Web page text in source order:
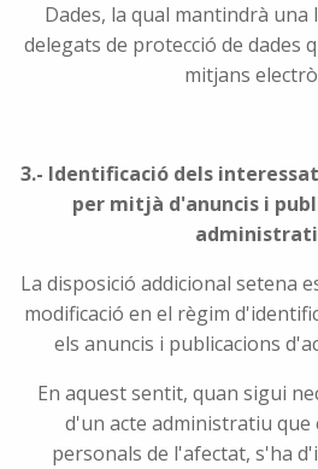
Dades, la qual mantindrà una
delegats de protecció de dades
mitjans
3.- Identificació dels
per mitjà d'anuncis i
La disposició addicional setena
modificació en el règim
els anuncis i publicacions
En aquest sentit, quan sigui
d'un acte administratiu que
personals de l'afectat, s'ha